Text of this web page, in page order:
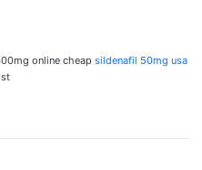
online cheap sildenafil 50mg usa